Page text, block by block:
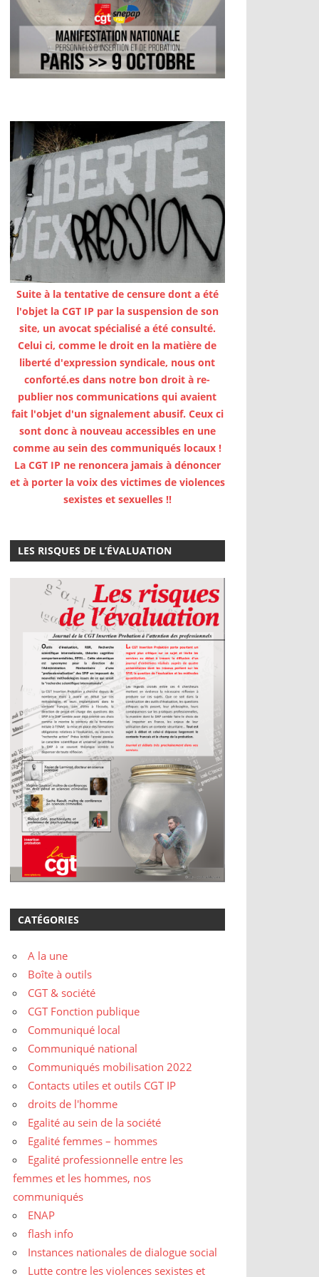
Suite à la tentative de censure dont a été
l'objet la CGT IP par la suspension de son
site, un avocat spécialisé a été consulté.
Celui ci, comme le droit en la matière de
liberté d'expression syndicale, nous ont
conforté.es dans notre bon droit à re-
publier nos communications qui avaient
fait l'objet d'un signalement abusif. Ceux ci
sont donc à nouveau accessibles en une
comme au sein des communiqués locaux !
La CGT IP ne renoncera jamais à dénoncer
et à porter la voix des victimes de violences
sexistes et sexuelles !!
LES RISQUES DE L’ÉVALUATION
CATÉGORIES
A la une
Boîte à outils
CGT & société
CGT Fonction publique
Communiqué local
Communiqué national
Communiqués mobilisation 2022
Contacts utiles et outils CGT IP
droits de l'homme
Egalité au sein de la société
Egalité femmes – hommes
Egalité professionnelle entre les
femmes et les hommes, nos
communiqués
ENAP
flash info
Instances nationales de dialogue social
Lutte contre les violences sexistes et